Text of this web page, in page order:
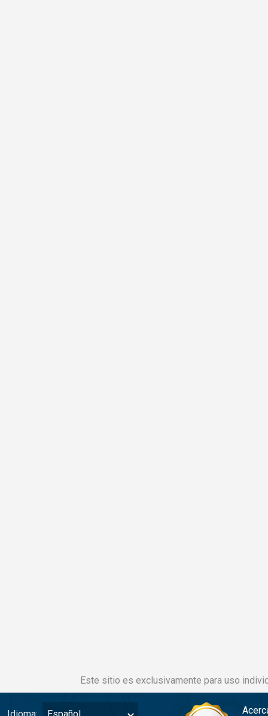
Este sitio es exclusivamente para uso